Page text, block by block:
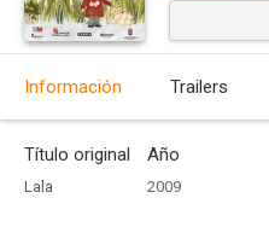
Información Trailers
Título original
Lala
Año
2009